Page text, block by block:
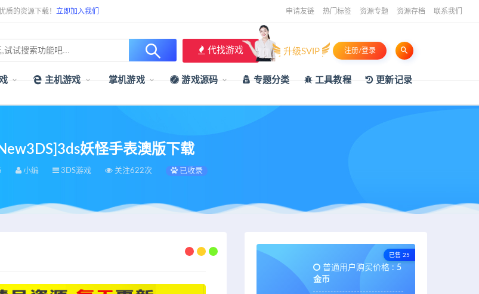
质的资源下载！ 立即加入我们 申请友链 热门标签 资源专题 资源存档 联系我们
代找游戏 升级SVIP 注册/登录
主机游戏 掌机游戏 游戏源码 专题分类 工具教程 更新记录
妖怪手表澳版下载
小编 3DS游戏 关注622次 已收录
已售 25
普通用户购买价格 : 5
金币